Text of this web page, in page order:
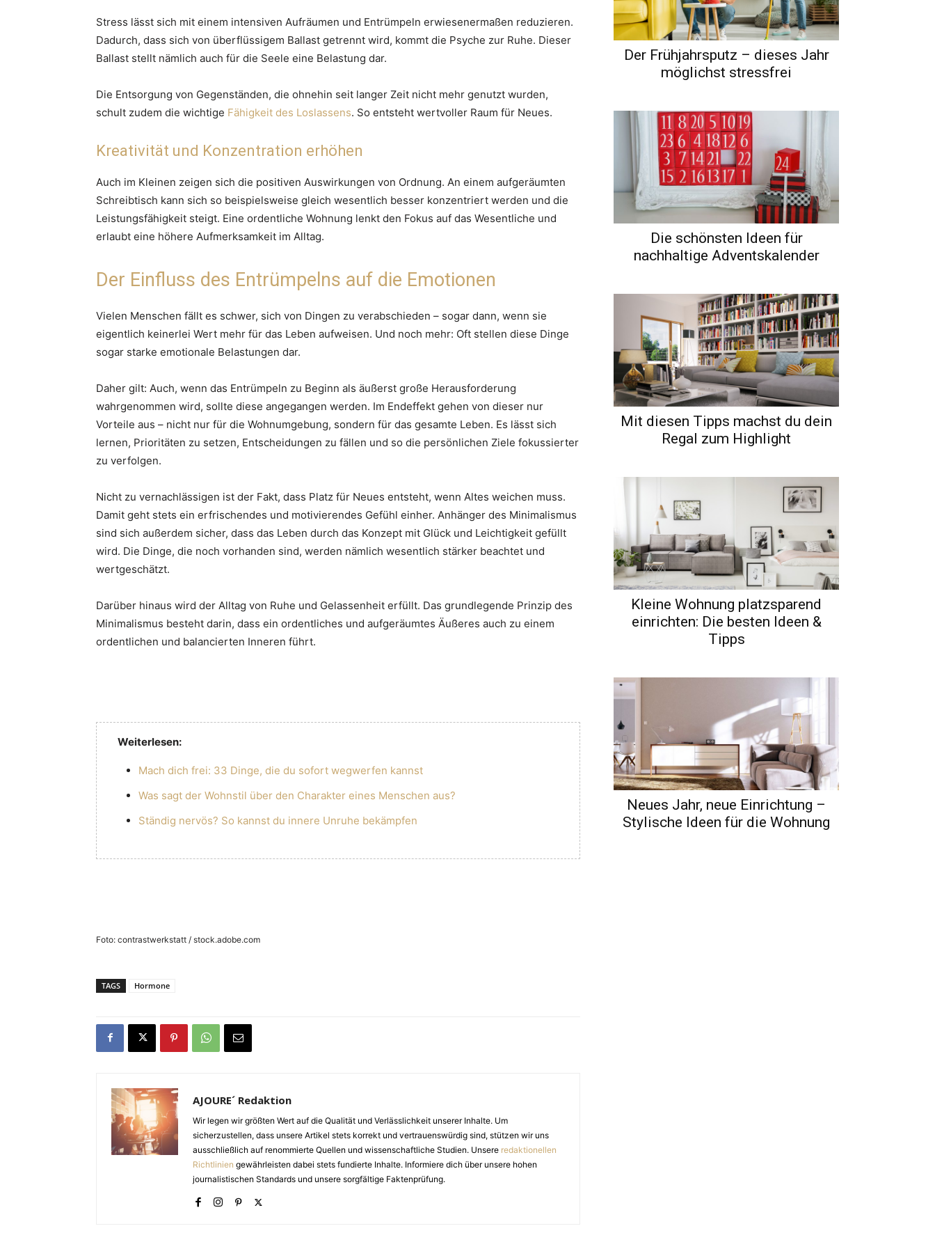
Stress lässt sich mit einem intensiven Aufräumen und Entrümpeln erwiesenermaßen reduzieren.
Dadurch, dass sich von überflüssigem Ballast getrennt wird, kommt die Psyche zur Ruhe. Dieser
Ballast stellt nämlich auch für die Seele eine Belastung dar.
Die Entsorgung von Gegenständen, die ohnehin seit langer Zeit nicht mehr genutzt wurden,
schult zudem die wichtige Fähigkeit des Loslassens. So entsteht wertvoller Raum für Neues.
Kreativität und Konzentration erhöhen
Auch im Kleinen zeigen sich die positiven Auswirkungen von Ordnung. An einem aufgeräumten
Schreibtisch kann sich so beispielsweise gleich wesentlich besser konzentriert werden und die
Leistungsfähigkeit steigt. Eine ordentliche Wohnung lenkt den Fokus auf das Wesentliche und
erlaubt eine höhere Aufmerksamkeit im Alltag.
Der Einfluss des Entrümpelns auf die Emotionen
Vielen Menschen fällt es schwer, sich von Dingen zu verabschieden – sogar dann, wenn sie
eigentlich keinerlei Wert mehr für das Leben aufweisen. Und noch mehr: Oft stellen diese Dinge
sogar starke emotionale Belastungen dar.
Daher gilt: Auch, wenn das Entrümpeln zu Beginn als äußerst große Herausforderung
wahrgenommen wird, sollte diese angegangen werden. Im Endeffekt gehen von dieser nur
Vorteile aus – nicht nur für die Wohnumgebung, sondern für das gesamte Leben. Es lässt sich
lernen, Prioritäten zu setzen, Entscheidungen zu fällen und so die persönlichen Ziele fokussierter
zu verfolgen.
Nicht zu vernachlässigen ist der Fakt, dass Platz für Neues entsteht, wenn Altes weichen muss.
Damit geht stets ein erfrischendes und motivierendes Gefühl einher. Anhänger des Minimalismus
sind sich außerdem sicher, dass das Leben durch das Konzept mit Glück und Leichtigkeit gefüllt
wird. Die Dinge, die noch vorhanden sind, werden nämlich wesentlich stärker beachtet und
wertgeschätzt.
Darüber hinaus wird der Alltag von Ruhe und Gelassenheit erfüllt. Das grundlegende Prinzip des
Minimalismus besteht darin, dass ein ordentliches und aufgeräumtes Äußeres auch zu einem
ordentlichen und balancierten Inneren führt.
Weiterlesen:
Mach dich frei: 33 Dinge, die du sofort wegwerfen kannst
Was sagt der Wohnstil über den Charakter eines Menschen aus?
Ständig nervös? So kannst du innere Unruhe bekämpfen
Foto: contrastwerkstatt / stock.adobe.com
TAGS Hormone
AJOURE´ Redaktion
Wir legen wir größten Wert auf die Qualität und Verlässlichkeit unserer Inhalte. Um
sicherzustellen, dass unsere Artikel stets korrekt und vertrauenswürdig sind, stützen wir uns
ausschließlich auf renommierte Quellen und wissenschaftliche Studien. Unsere redaktionellen
Richtlinien gewährleisten dabei stets fundierte Inhalte. Informiere dich über unsere hohen
journalistischen Standards und unsere sorgfältige Faktenprüfung.
Der Frühjahrsputz – dieses Jahr
möglichst stressfrei
Die schönsten Ideen für
nachhaltige Adventskalender
Mit diesen Tipps machst du dein
Regal zum Highlight
Kleine Wohnung platzsparend
einrichten: Die besten Ideen &
Tipps
Neues Jahr, neue Einrichtung –
Stylische Ideen für die Wohnung